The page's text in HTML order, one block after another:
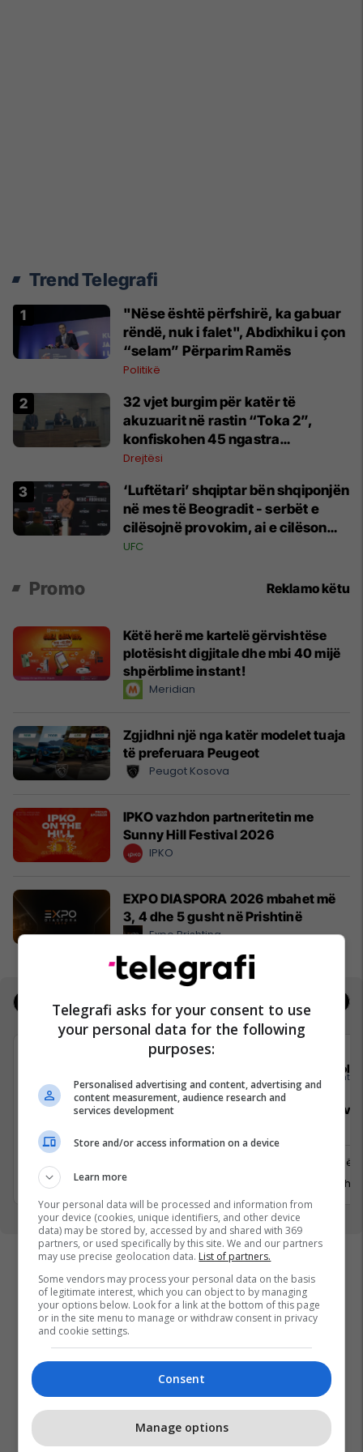
Trend Telegrafi
"Nëse është përfshirë, ka gabuar
rëndë, nuk i falet", Abdixhiku i çon
“selam” Përparim Ramës
Politikë
32 vjet burgim për katër të
akuzuarit në rastin “Toka 2”,
konfiskohen 45 ngastra
kadastrale
Drejtësi
‘Luftëtari’ shqiptar bën shqiponjën
në mes të Beogradit - serbët e
cilësojnë provokim, ai e cilëson
simbol të identitetit
UFC
Promo Reklamo këtu
Këtë herë me kartelë gërvishtëse
plotësisht digjitale dhe mbi 40 mijë
shpërblime instant!
Meridian
Zgjidhni një nga katër modelet tuaja
të preferuara Peugeot
Peugot Kosova
IPKO vazhdon partneritetin me
Sunny Hill Festival 2026
IPKO
EXPO DIASPORA 2026 mbahet më
3, 4 dhe 5 gusht në Prishtinë
Expo Prishtina
Real Estate
Specialist Mishi (Kasap)
Ferizaj
3 Gusht 2026
Sales
Prishtinë
29 Gusht
Telegrafi asks for your consent to use
your personal data for the following
purposes:
Personalised advertising and content, advertising and
content measurement, audience research and
services development
Store and/or access information on a device
Learn more
Your personal data will be processed and information from
your device (cookies, unique identifiers, and other device
data) may be stored by, accessed by and shared with 369
partners, or used specifically by this site. We and our partners
may use precise geolocation data. List of partners.
Some vendors may process your personal data on the basis
of legitimate interest, which you can object to by managing
your options below. Look for a link at the bottom of this page
or in the site menu to manage or withdraw consent in privacy
and cookie settings.
Consent
Manage options